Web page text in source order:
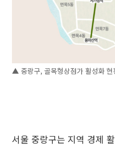
▲ 중랑구, 골목형상점가 활성화
서울 중랑구는 지역 경제